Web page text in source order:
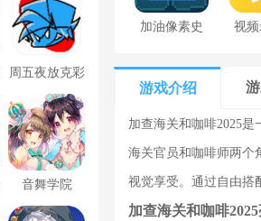
周五夜放克彩
虹朋友错误化
音舞学院
加油像素史
新版
视
游戏介绍
加查海关和咖啡2025
海关官员和咖啡师两个
视觉享受。通过自由搭
加查海关和咖啡